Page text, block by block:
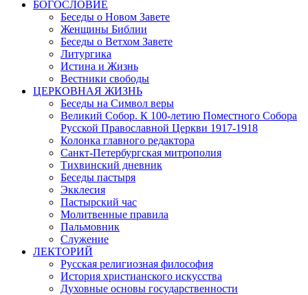
БОГОСЛОВИЕ
Беседы о Новом Завете
Женщины Библии
Беседы о Ветхом Завете
Литургика
Истина и Жизнь
Вестники свободы
ЦЕРКОВНАЯ ЖИЗНЬ
Беседы на Символ веры
Великий Собор. К 100-летию Поместного Собора
Русской Православной Церкви 1917-1918
Колонка главного редактора
Санкт-Петербургская митрополия
Тихвинский дневник
Беседы пастыря
Экклесия
Пастырский час
Молитвенные правила
Пальмовник
Служение
ЛЕКТОРИЙ
Русская религиозная философия
История христианского искусства
Духовные основы государственности